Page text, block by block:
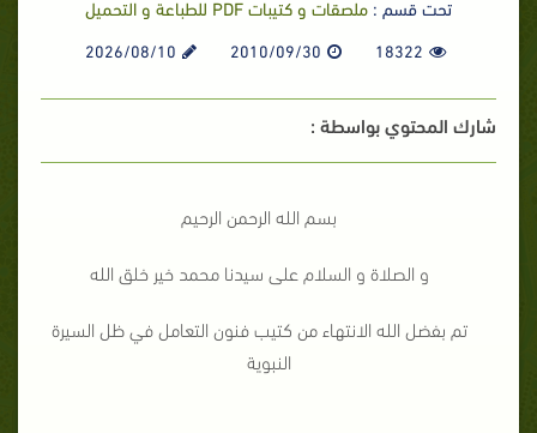
تحت قسم : ملصقات و كتيبات PDF للطباعة و التحميل
18322
2010/09/30
2026/08/10
شارك المحتوي بواسطة :
بسم الله الرحمن الرحيم
و الصلاة و السلام على سيدنا محمد خير خلق الله
تم بفضل الله الانتهاء من كتيب فنون التعامل في ظل السيرة
النبوية